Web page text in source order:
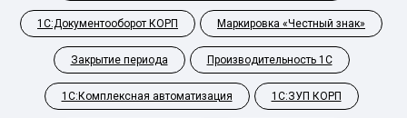
1С:Документооборот КОРП Маркировка «Честный знак»
Закрытие периода Производительность 1С
1С:Комплексная автоматизация 1С:ЗУП КОРП